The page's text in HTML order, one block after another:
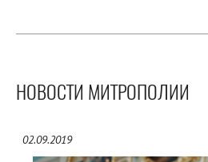
НОВОСТИ МИТРОПОЛИИ
02.09.2019